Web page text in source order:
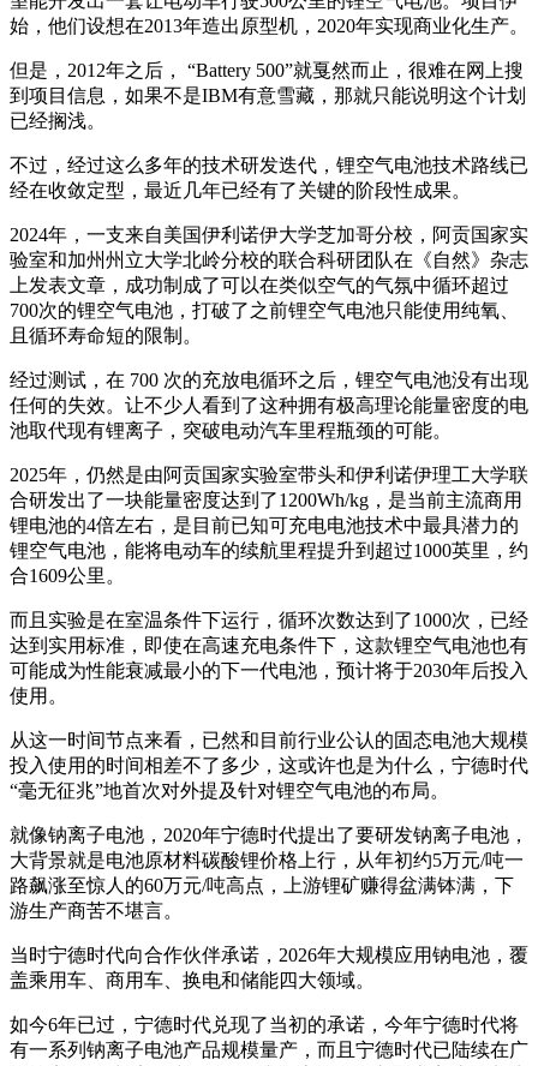
始，他们设想在2013年造出原型机，2020年实现商业化生产。
但是，2012年之后， “Battery 500”就戛然而止，很难在网上搜
到项目信息，如果不是IBM有意雪藏，那就只能说明这个计划
已经搁浅。
不过，经过这么多年的技术研发迭代，锂空气电池技术路线已
经在收敛定型，最近几年已经有了关键的阶段性成果。
2024年，一支来自美国伊利诺伊大学芝加哥分校，阿贡国家实
验室和加州州立大学北岭分校的联合科研团队在《自然》杂志
上发表文章，成功制成了可以在类似空气的气氛中循环超过
700次的锂空气电池，打破了之前锂空气电池只能使用纯氧、
且循环寿命短的限制。
经过测试，在 700 次的充放电循环之后，锂空气电池没有出现
任何的失效。让不少人看到了这种拥有极高理论能量密度的电
池取代现有锂离子，突破电动汽车里程瓶颈的可能。
2025年，仍然是由阿贡国家实验室带头和伊利诺伊理工大学联
合研发出了一块能量密度达到了1200Wh/kg，是当前主流商用
锂电池的4倍左右，是目前已知可充电电池技术中最具潜力的
锂空气电池，能将电动车的续航里程提升到超过1000英里，约
合1609公里。
而且实验是在室温条件下运行，循环次数达到了1000次，已经
达到实用标准，即使在高速充电条件下，这款锂空气电池也有
可能成为性能衰减最小的下一代电池，预计将于2030年后投入
使用。
从这一时间节点来看，已然和目前行业公认的固态电池大规模
投入使用的时间相差不了多少，这或许也是为什么，宁德时代
“毫无征兆”地首次对外提及针对锂空气电池的布局。
就像钠离子电池，2020年宁德时代提出了要研发钠离子电池，
大背景就是电池原材料碳酸锂价格上行，从年初约5万元/吨一
路飙涨至惊人的60万元/吨高点，上游锂矿赚得盆满钵满，下
游生产商苦不堪言。
当时宁德时代向合作伙伴承诺，2026年大规模应用钠电池，覆
盖乘用车、商用车、换电和储能四大领域。
如今6年已过，宁德时代兑现了当初的承诺，今年宁德时代将
有一系列钠离子电池产品规模量产，而且宁德时代已陆续在广